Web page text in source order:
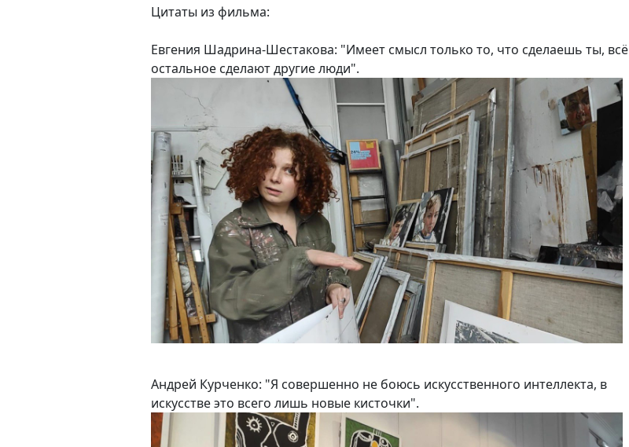
Цитаты из фильма:
Евгения Шадрина-Шестакова: "Имеет смысл только то, что сделаешь ты, всё
остальное сделают другие люди".
Андрей Курченко: "Я совершенно не боюсь искусственного интеллекта, в
искусстве это всего лишь новые кисточки".